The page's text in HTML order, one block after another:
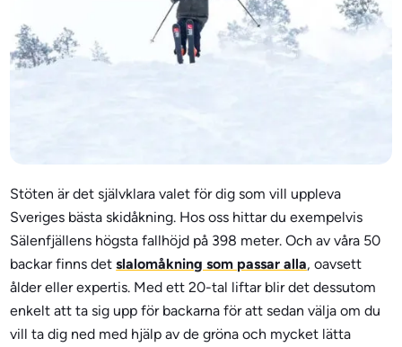
Stöten är det självklara valet för dig som vill uppleva
Sveriges bästa skidåkning. Hos oss hittar du exempelvis
Sälenfjällens högsta fallhöjd på 398 meter. Och av våra 50
backar finns detslalomåkning som passar alla, oavsett
ålder eller expertis. Med ett 20-tal liftar blir det dessutom
enkelt att ta sig upp för backarna för att sedan välja om du
vill ta dig ned med hjälp av de gröna och mycket lätta